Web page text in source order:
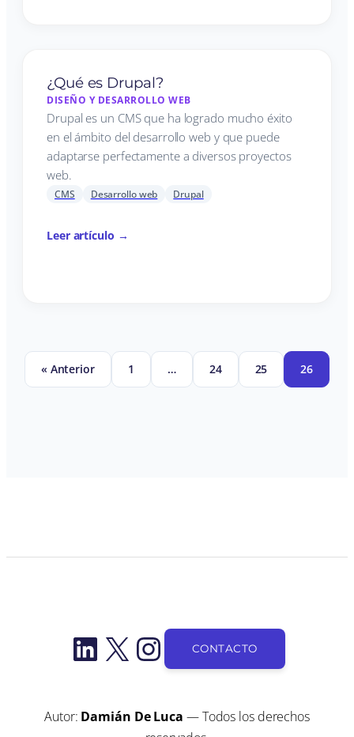
¿Qué es Drupal?
DISEÑO Y DESARROLLO WEB
Drupal es un CMS que ha logrado mucho éxito
en el ámbito del desarrollo web y que puede
adaptarse perfectamente a diversos proyectos
web.
CMS Desarrollo web Drupal
Leer artículo →
« Anterior 1 … 24 25 26
LinkedIn
X Instagram
CONTACTO
Autor: Damián De Luca — Todos los derechos